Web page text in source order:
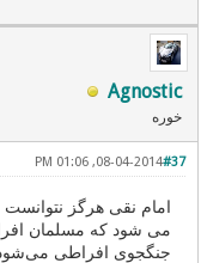
Agnostic
خوره
#37
08-04-2014, 01:06 PM
امام نقی هرگز
می شود که مسلمان
جنگجوی افراطی